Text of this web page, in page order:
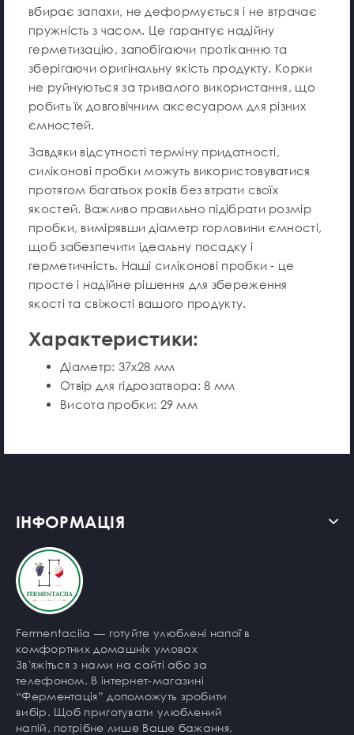
вбирає запахи, не деформується і не втрачає
пружність з часом. Це гарантує надійну
герметизацію, запобігаючи протіканню та
зберігаючи оригінальну якість продукту. Корки
не руйнуються за тривалого використання, що
робить їх довговічним аксесуаром для різних
ємностей.
Завдяки відсутності терміну придатності,
силіконові пробки можуть використовуватися
протягом багатьох років без втрати своїх
якостей. Важливо правильно підібрати розмір
пробки, вимірявши діаметр горловини ємності,
щоб забезпечити ідеальну посадку і
герметичність. Наші силіконові пробки - це
просте і надійне рішення для збереження
якості та свіжості вашого продукту.
Характеристики:
Діаметр: 37x28 мм
Отвір для гідрозатвора: 8 мм
Висота пробки: 29 мм
ІНФОРМАЦІЯ
Fermentaciia — готуйте улюблені напої в
комфортних домашніх умовах
Зв'яжіться з нами на сайті або за
телефоном. В інтернет-магазині
“Ферментація” допоможуть зробити
вибір. Щоб приготувати улюблений
напій, потрібне лише Ваше бажання,